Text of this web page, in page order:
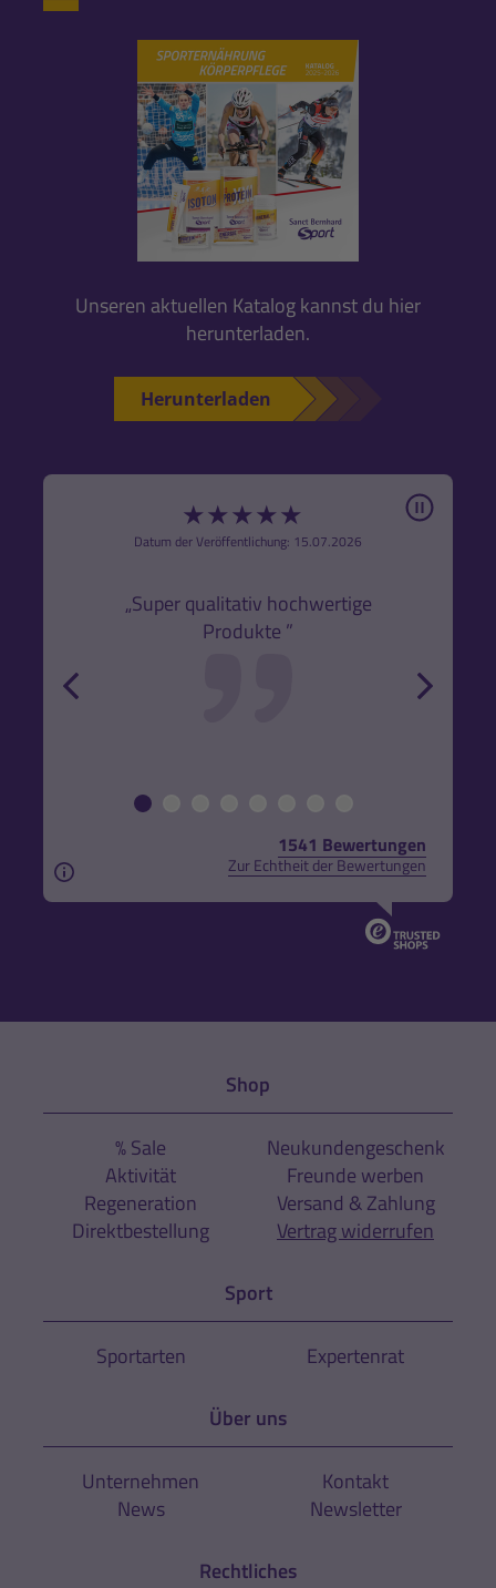
Unseren aktuellen Katalog kannst du hier
herunterladen.
Herunterladen
★★★★★
Datum der Veröffentlichung: 15.07.2026
„Super qualitativ hochwertige
Produkte ”
Pause
1541 Bewertungen
Zur Echtheit der Bewertungen
Aus rechtlichen Gründen weisen wir darauf hin,
Shop
% Sale
Aktivität
Regeneration
Direktbestellung
Neukundengeschenk
Freunde werben
Versand & Zahlung
Vertrag widerrufen
Sport
Sportarten Expertenrat
Über uns
Unternehmen
News
Kontakt
Newsletter
Rechtliches